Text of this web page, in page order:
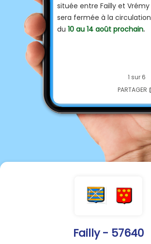
Failly - 57640
située entre Failly et Vrémy
sera fermée à la circulation
du 10 au 14 août prochain.
1 sur 6
PARTAGER